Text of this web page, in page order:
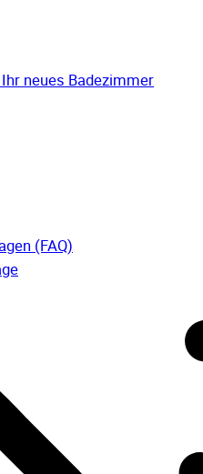
neues Badezimmer
(FAQ)